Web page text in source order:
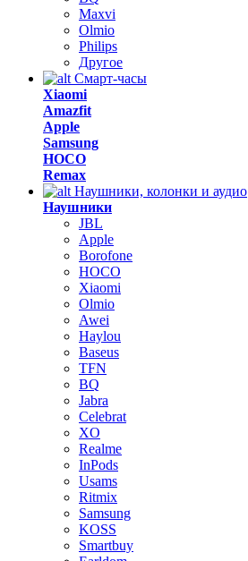
Maxvi
Olmio
Philips
Другое
Смарт-часы
Xiaomi
Amazfit
Apple
Samsung
HOCO
Remax
Наушники, колонки и аудио
Наушники
JBL
Apple
Borofone
HOCO
Xiaomi
Olmio
Awei
Haylou
Baseus
TFN
BQ
Jabra
Celebrat
XO
Realme
InPods
Usams
Ritmix
Samsung
KOSS
Smartbuy